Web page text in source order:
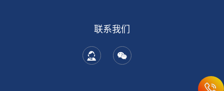
联系我们